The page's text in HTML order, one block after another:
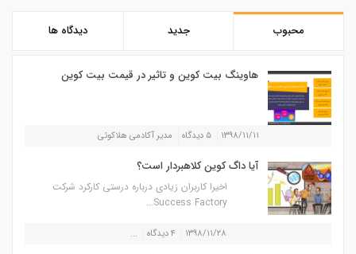
محبوب جدید دیدگاه ها
هاوینگ بیت کوین و تاثیر در قیمت بیت کوین
۱۳۹۸/۱۱/۱۱ ۵ دیدگاه مدیر آکادمی هلاکوئی
آیا داگ کوین کلاهبردار است؟
اخیرا کاربران زیادی درباره درستی کارکرد شرکت
Success Factory...
۱۳۹۸/۱۱/۲۸ ۴ دیدگاه ...